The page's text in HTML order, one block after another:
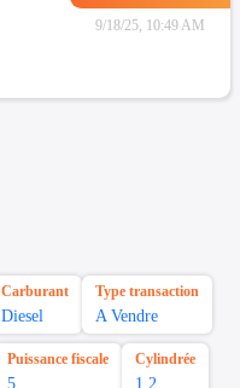
9/18/25, 10:49 AM
Carburant
Diesel
Type transaction
A Vendre
Puissance fiscale
5
Cylindrée
1.2